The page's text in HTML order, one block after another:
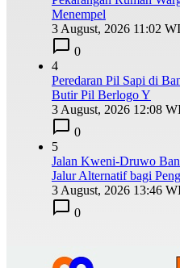
Menempel
3 August, 2026 11:02
0
4
Peredaran Pil Sapi di
Butir Pil Berlogo Y
3 August, 2026 12:08
0
5
Jalan Kweni-Druwo
Jalur Alternatif bagi
3 August, 2026 13:46
0